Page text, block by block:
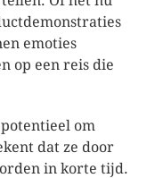
emoties
op een reis die
om
dat ze door
in korte tijd.